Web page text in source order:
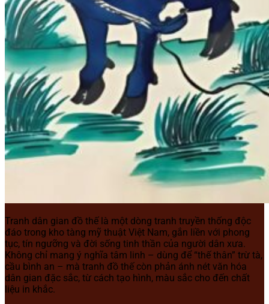
Tranh dân gian đồ thế là một dòng tranh truyền thống độc
đáo trong kho tàng mỹ thuật Việt Nam, gắn liền với phong
tục, tín ngưỡng và đời sống tinh thần của người dân xưa.
Không chỉ mang ý nghĩa tâm linh – dùng để “thế thân” trừ tà,
cầu bình an – mà tranh đồ thế còn phản ánh nét văn hóa
dân gian đặc sắc, từ cách tạo hình, màu sắc cho đến chất
liệu in khắc.